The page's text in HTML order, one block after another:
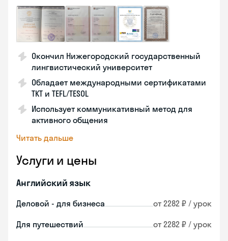
Окончил Нижегородский государственный
лингвистический университет
Обладает международными сертификатами
TKT и TEFL/TESOL
Использует коммуникативный метод для
активного общения
Читать дальше
Услуги и цены
Английский язык
Деловой - для бизнеса от 2282 ₽ / урок
Для путешествий от 2282 ₽ / урок